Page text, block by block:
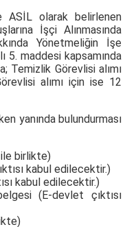
ASİL olarak belirlenen
İşçi Alınmasında
Yönetmeliğin İşe
5. maddesi kapsamında
Temizlik Görevlisi alımı
alımı için ise 12
bulundurması
ile birlikte)
kabul edilecektir.)
kabul edilecektir.)
(E-devlet çıktısı